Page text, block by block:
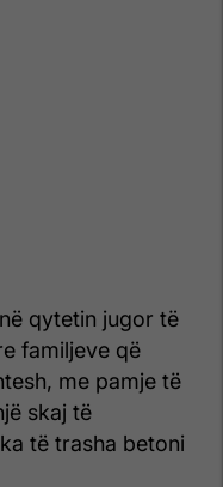
qytetin jugor të
familjeve që
me pamje të
skaj të
të trasha betoni